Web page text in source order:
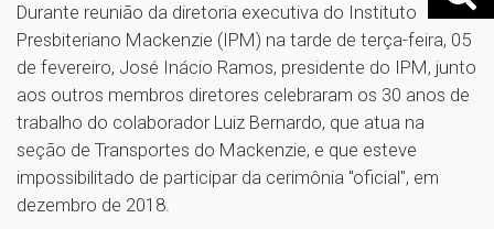
Durante reunião da diretoria executiva do Instituto
Presbiteriano Mackenzie (IPM) na tarde de terça-feira, 05
de fevereiro, José Inácio Ramos, presidente do IPM, junto
aos outros membros diretores celebraram os 30 anos de
trabalho do colaborador Luiz Bernardo, que atua na
seção de Transportes do Mackenzie, e que esteve
impossibilitado de participar da cerimônia "oficial", em
dezembro de 2018.